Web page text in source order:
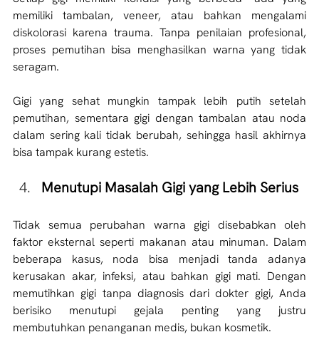
memiliki tambalan, veneer, atau bahkan mengalami
diskolorasi karena trauma. Tanpa penilaian profesional,
proses pemutihan bisa menghasilkan warna yang tidak
seragam.
Gigi yang sehat mungkin tampak lebih putih setelah
pemutihan, sementara gigi dengan tambalan atau noda
dalam sering kali tidak berubah, sehingga hasil akhirnya
bisa tampak kurang estetis.
Menutupi Masalah Gigi yang Lebih Serius
Tidak semua perubahan warna gigi disebabkan oleh
faktor eksternal seperti makanan atau minuman. Dalam
beberapa kasus, noda bisa menjadi tanda adanya
kerusakan akar, infeksi, atau bahkan gigi mati. Dengan
memutihkan gigi tanpa diagnosis dari dokter gigi, Anda
berisiko menutupi gejala penting yang justru
membutuhkan penanganan medis, bukan kosmetik.